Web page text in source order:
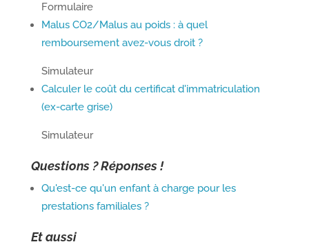
Formulaire
Malus CO2/Malus au poids : à quel
remboursement avez-vous droit ?
Simulateur
Calculer le coût du certificat d'immatriculation
(ex-carte grise)
Simulateur
Questions ? Réponses !
Qu'est-ce qu'un enfant à charge pour les
prestations familiales ?
Et aussi